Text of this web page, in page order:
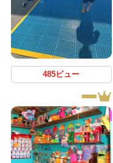
485ビュー